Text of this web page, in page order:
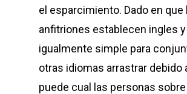
el esparcimiento. Dado en que
anfitriones establecen ingles
igualmente simple para
otras idiomas arrastrar debido
puede cual las personas sobre